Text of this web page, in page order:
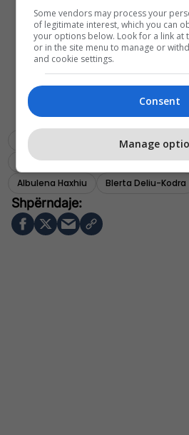
Kuorumi Albana Bytyqi
Driton
Projektligji Për Konfiskimin E Pasurisë
Albulena Haxhiu
Blerta Deliu-Kodra
Some vendors may process your
of legitimate interest, which you can
your options below. Look for a link at
or in the site menu to manage or
and cookie settings.
Consent
Manage